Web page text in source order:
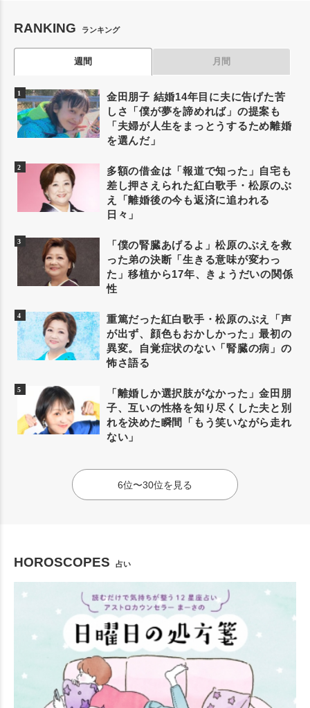
RANKING ランキング
週間 月間
金田朋子 結婚14年目に夫に告げた苦
しさ「僕が夢を諦めれば」の提案も
「夫婦が人生をまっとうするため離婚
を選んだ」
多額の借金は「報道で知った」自宅も
差し押さえられた紅白歌手・松原のぶ
え「離婚後の今も返済に追われる
日々」
「僕の腎臓あげるよ」松原のぶえを救
った弟の決断「生きる意味が変わっ
た」移植から17年、きょうだいの関係
性
重篤だった紅白歌手・松原のぶえ「声
が出ず、顔色もおかしかった」最初の
異変。自覚症状のない「腎臓の病」の
怖さ語る
「離婚しか選択肢がなかった」金田朋
子、互いの性格を知り尽くした夫と別
れを決めた瞬間「もう笑いながら走れ
ない」
6位〜30位を見る
HOROSCOPES 占い